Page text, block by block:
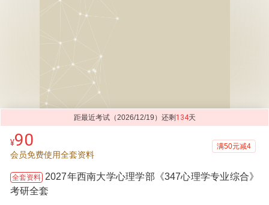
距最近考试（2026/12/19）还剩 134天
¥90
会员免费使用全套资料
满50元减4
全套资料 2027年西南大学心理学部《347心理学专业综合》
考研全套